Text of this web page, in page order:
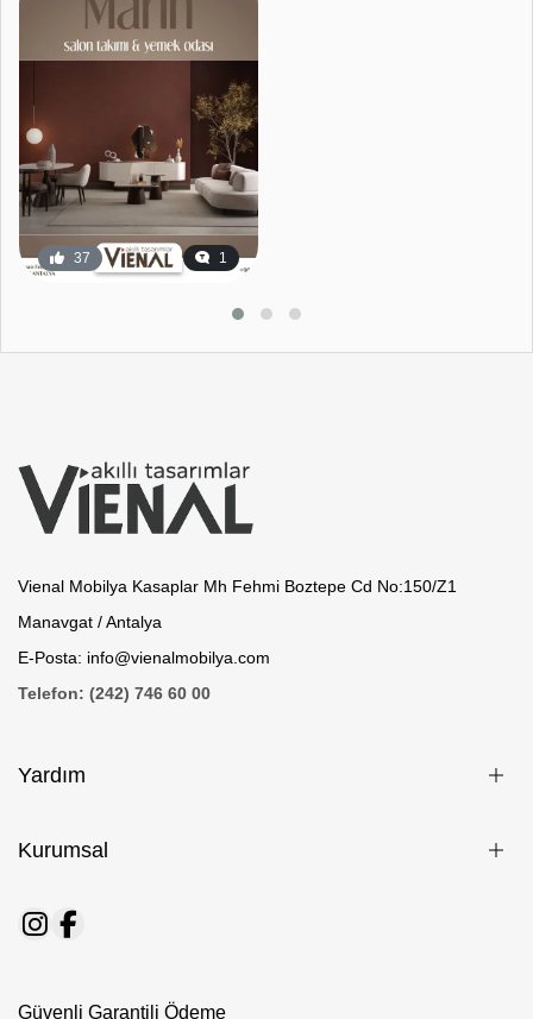
37 1
Vienal Mobilya Kasaplar Mh Fehmi Boztepe Cd No:150/Z1
Manavgat / Antalya
E-Posta: info@vienalmobilya.com
Telefon: (242) 746 60 00
Yardım
Kurumsal
Güvenli Garantili Ödeme